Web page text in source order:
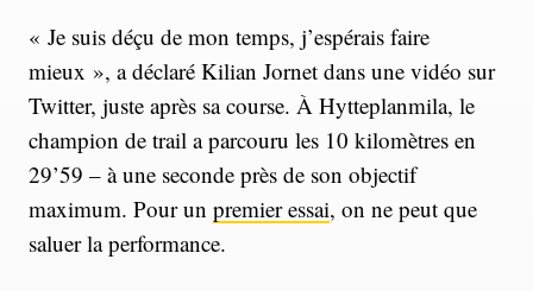
« Je suis déçu de mon temps, j’espérais faire
mieux », a déclaré Kilian Jornet dans une vidéo sur
Twitter, juste après sa course. À Hytteplanmila, le
champion de trail a parcouru les 10 kilomètres en
29’59 – à une seconde près de son objectif
maximum. Pour un premier essai, on ne peut que
saluer la performance.